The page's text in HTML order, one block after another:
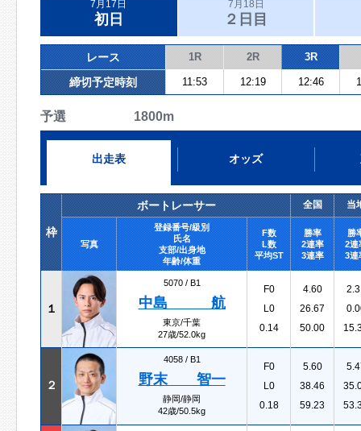
7月17日
初日
7月18日
２日目
レース 1R 2R 3R
締切予定時刻 11:53 12:19 12:46
予選 1800m
出走表 オッズ
枠
ボートレーサー 全国 当
写真
登録番号/級別
氏名
支部/出身地
年齢/体重
F数
L数
平均ST
勝率
2連率
3連率
勝
2連
3連
１
5070 / B1
中島 航
東京/千葉
27歳/52.0kg
F0
L0
0.14
4.60
26.67
50.00
２
4058 / B1
野末 智一
静岡/静岡
42歳/50.5kg
F0
L0
0.18
5.60
38.46
59.23